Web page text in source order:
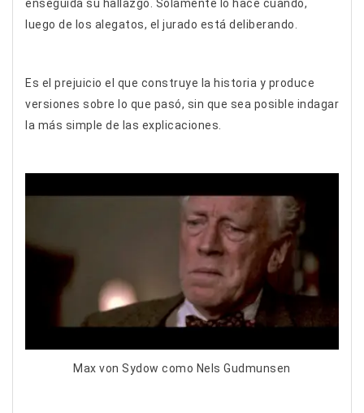
enseguida su hallazgo. Solamente lo hace cuando,
luego de los alegatos, el jurado está deliberando.
Es el prejuicio el que construye la historia y produce
versiones sobre lo que pasó, sin que sea posible indagar
la más simple de las explicaciones.
Max von Sydow como Nels Gudmunsen